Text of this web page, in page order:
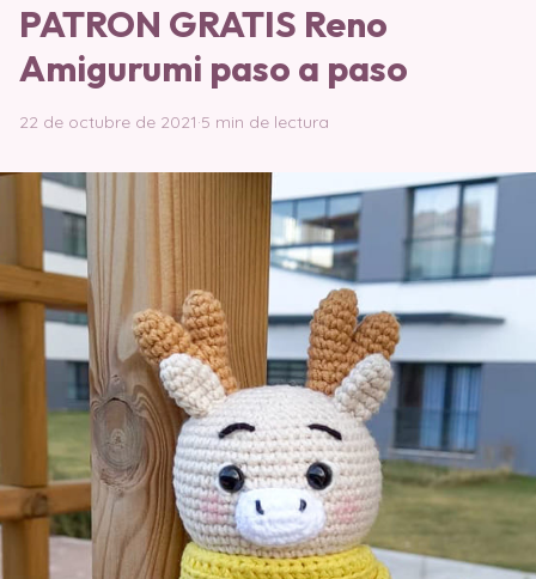
PATRON GRATIS Reno
Amigurumi paso a paso
22 de octubre de 2021·5 min de lectura